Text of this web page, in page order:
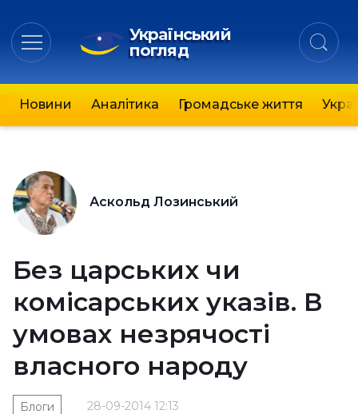
Український
погляд
Новини Аналітика Громадське життя
Аскольд Лозинський
Без царських чи
комісарських указів. В
умовах незрячості
власного народу
28-09-2014 12:13
Блоги